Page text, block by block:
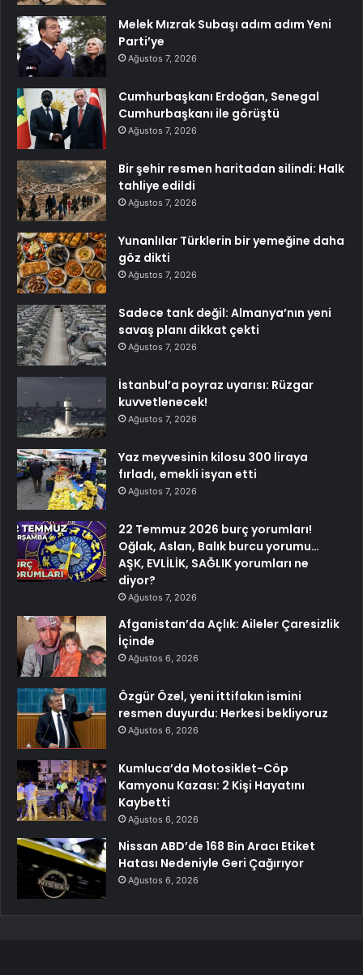
Melek Mızrak Subaşı adım adım Yeni
Parti’ye
Ağustos 7, 2026
Cumhurbaşkanı Erdoğan, Senegal
Cumhurbaşkanı ile görüştü
Ağustos 7, 2026
Bir şehir resmen haritadan silindi: Halk
tahliye edildi
Ağustos 7, 2026
Yunanlılar Türklerin bir yemeğine daha
göz dikti
Ağustos 7, 2026
Sadece tank değil: Almanya’nın yeni
savaş planı dikkat çekti
Ağustos 7, 2026
İstanbul’a poyraz uyarısı: Rüzgar
kuvvetlenecek!
Ağustos 7, 2026
Yaz meyvesinin kilosu 300 liraya
fırladı, emekli isyan etti
Ağustos 7, 2026
22 Temmuz 2026 burç yorumları!
Oğlak, Aslan, Balık burcu yorumu…
AŞK, EVLİLİK, SAĞLIK yorumları ne
diyor?
Ağustos 7, 2026
Afganistan’da Açlık: Aileler Çaresizlik
İçinde
Ağustos 6, 2026
Özgür Özel, yeni ittifakın ismini
resmen duyurdu: Herkesi bekliyoruz
Ağustos 6, 2026
Kumluca’da Motosiklet-Cöp
Kamyonu Kazası: 2 Kişi Hayatını
Kaybetti
Ağustos 6, 2026
Nissan ABD’de 168 Bin Aracı Etiket
Hatası Nedeniyle Geri Çağırıyor
Ağustos 6, 2026